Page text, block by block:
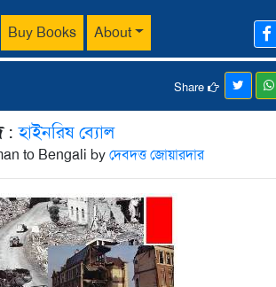
Buy Books About
Share
:হাইনরিষ ব্যোল
to Bengali byদেবদত্ত জোয়ারদার